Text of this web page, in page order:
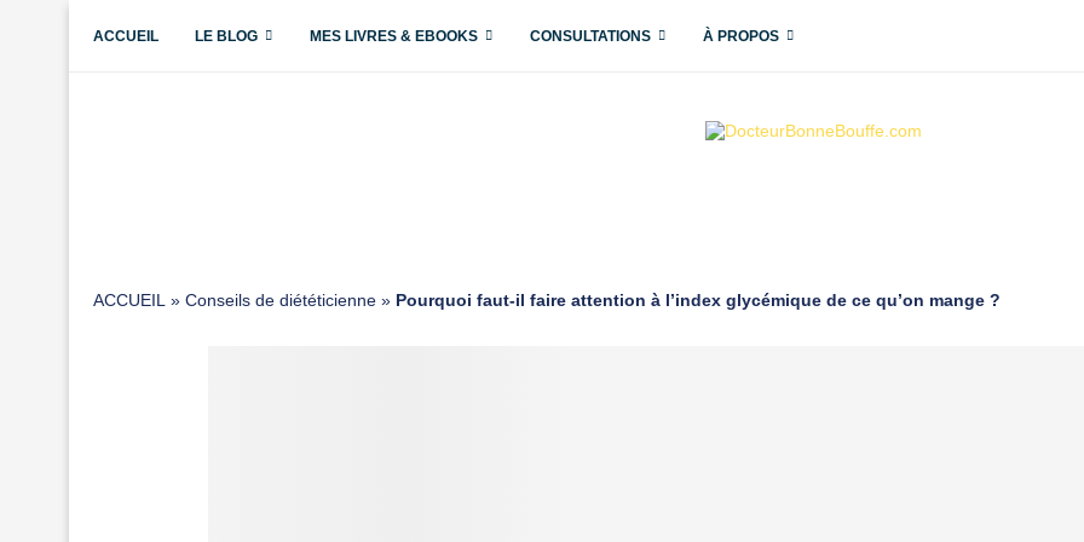
ACCUEIL LE BLOG MES LIVRES & EBOOKS CONSULTATIONS À PROPOS
ACCUEIL » Conseils de diététicienne » Pourquoi faut-il faire attention à l’index glycémique de ce qu’on mange ?